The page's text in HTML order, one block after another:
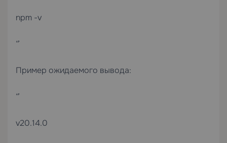
npm -v
“`
Пример ожидаемого вывода:
“`
v20.14.0